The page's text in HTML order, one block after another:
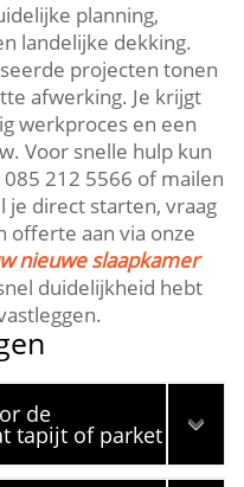
planning,
landelijke dekking.​
projecten tonen
afwerking.​ Je krijgt
werkproces en een
Voor snelle hulp kun
212 5566 of mailen
je direct starten, vraag
offerte aan via onze
nieuwe slaapkamer
duidelijkheid hebt
de
tapijt of parket